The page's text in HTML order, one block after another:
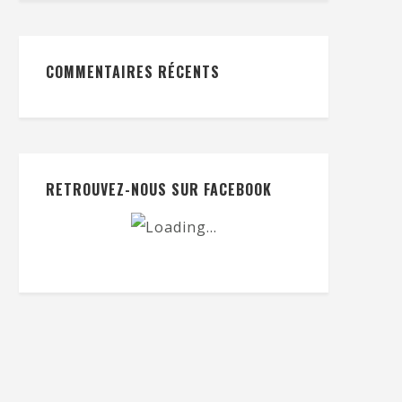
COMMENTAIRES RÉCENTS
RETROUVEZ-NOUS SUR FACEBOOK